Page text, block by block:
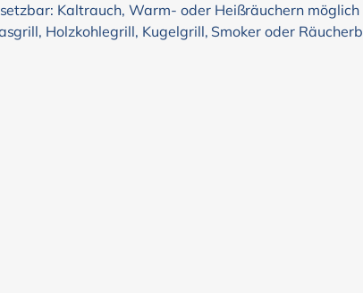
Kaltrauch, Warm- oder Heißräuchern möglich
Holzkohlegrill, Kugelgrill, Smoker oder